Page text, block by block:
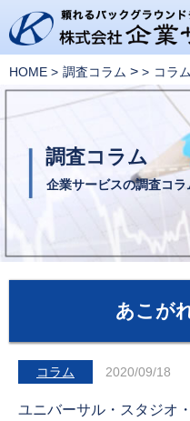
HOME 調査コラム > コラム
調査コラム
企業サービスの調査コラ
あこが
コラム 2020/09/18
ユニバーサル・スタジオ